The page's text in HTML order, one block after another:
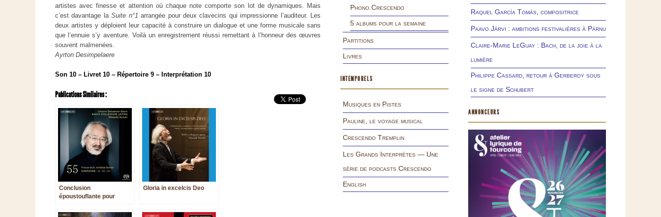
artistes avec finesse et attention où chaque note comporte son lot de dynamiques. Mais
c’est davantage laSuite n°1 arrangée pour deux clavecins qui impressionne l’auditeur. Les
deux artistes y déploient leur capacité à construire un dialogue et une forme musicale sans
que l’ennuie s’y aventure. Voilà un enregistrement réussi remettant à l’honneur des œuvres
souvent malmenées.
Ayrton Desimpelaere
Son 10 – Livret 10 – Répertoire 9 – Interprétation 10
Publications Similaires :
Conclusion
époustouflante pour
Collegium Japan !
Gloria in excelcis Deo
Phono.Crescendo
5 albums pour la semaine
Partitions
Livres
INTEMPORELS
Musiques en Pistes
Pauline, le voyage musical
Crescendo Tremplin
Les Grands Interprètes — Une
série de podcasts Crescendo
English
Raquel García Tomás, compositrice
Paavo Järvi : ambitions festivalières à Pärnu
Claire-Marie LeGuay : Bach, de la joie à la
lumière
Philippe Cassard, retour à Gerberoy sous
le signe de Schubert
ANNONCEURS